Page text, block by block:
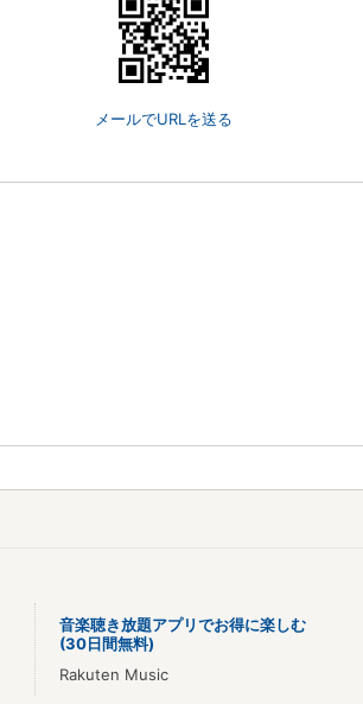
メールでURLを送る
音楽聴き放題アプリでお得に楽しむ
(30日間無料)
Rakuten Music